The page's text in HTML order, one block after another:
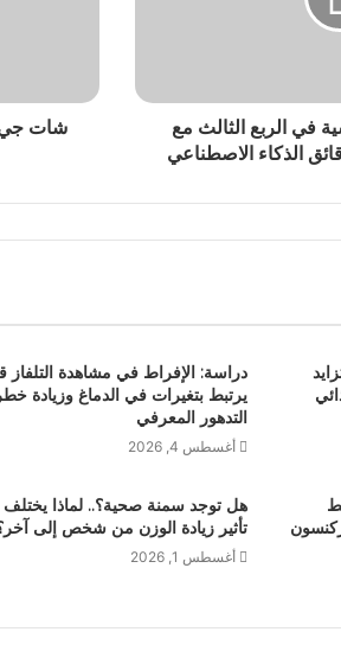
في الربع الثالث مع
الذكاء الاصطناعي
شات جي
دراسة: الإفراط في مشاهدة التلفاز
يرتبط بتغيرات في الدماغ وزيادة خطر
التدهور المعرفي
أغسطس 4, 2026
هل توجد سمنة صحية؟.. لماذا يختلف
تأثير زيادة الوزن من شخص إلى
أغسطس 1, 2026